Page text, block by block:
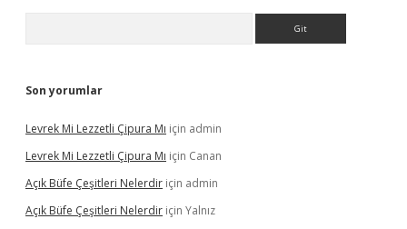
Son yorumlar
Levrek Mi Lezzetli Çipura Mı için admin
Levrek Mi Lezzetli Çipura Mı için Canan
Açık Büfe Çeşitleri Nelerdir için admin
Açık Büfe Çeşitleri Nelerdir için Yalnız